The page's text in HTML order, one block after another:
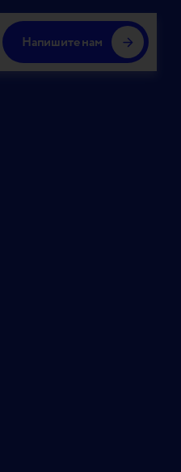
Напишите нам